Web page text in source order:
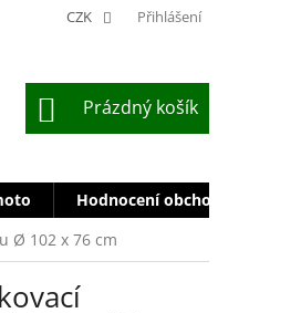
CZK Přihlášení
NÁKUPNÍ
KOŠÍK
Prázdný košík
Hodnocení obchodu
Ø 102 x 76 cm